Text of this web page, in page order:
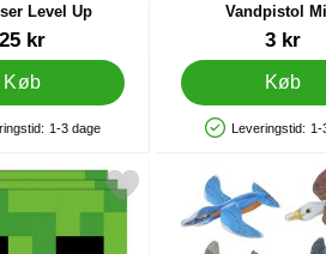
Level Up
25 kr
Køb
På lager
1-3 dage
Vandpistol
3 kr
Køb
Leveringstid: 1-
minecraft Servietter som favorit
Markér bird